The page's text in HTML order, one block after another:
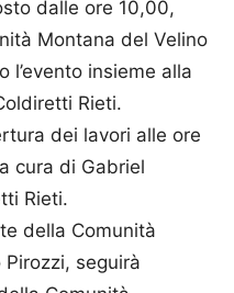
dalle ore 10,00,
Montana del Velino
l’evento insieme alla
Rieti.
dei lavori alle ore
cura di Gabriel
Rieti.
della Comunità
seguirà